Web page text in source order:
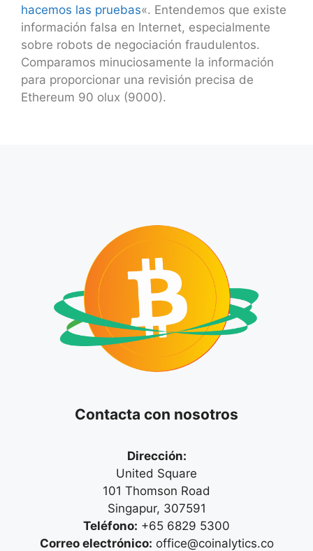
hacemos las pruebas«. Entendemos que existe
información falsa en Internet, especialmente
sobre robots de negociación fraudulentos.
Comparamos minuciosamente la información
para proporcionar una revisión precisa de
Ethereum 90 olux (9000).
Contacta con nosotros
Dirección:
United Square
101 Thomson Road
Singapur, 307591
Teléfono: +65 6829 5300
Correo electrónico: office@coinalytics.co